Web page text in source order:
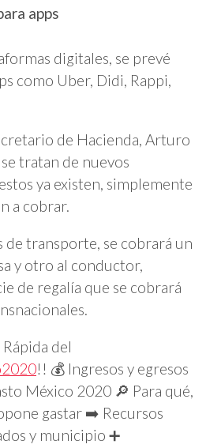
apps
digitales, se prevé
como Uber, Didi, Rappi,
de Hacienda, Arturo
tratan de nuevos
ya existen, simplemente
a cobrar.
de transporte, se cobrará un
y otro al conductor,
de regalía que se cobrará
Rápida del
!! 💰 Ingresos y egresos
México 2020 🔎 Para qué,
gastar ➡️ Recursos
y municipio ➕